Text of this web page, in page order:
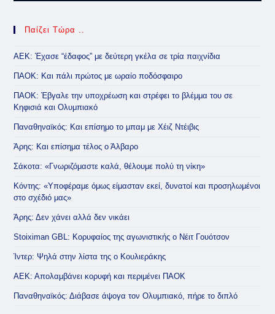
Παίζει Τώρα ..
ΑΕΚ: Έχασε “έδαφος” με δεύτερη γκέλα σε τρία παιχνίδια
ΠΑΟΚ: Και πάλι πρώτος με ωραίο ποδόσφαιρο
ΠΑΟΚ: Έβγαλε την υποχρέωση και στρέφει το βλέμμα του σε
Κηφισιά και Ολυμπιακό
Παναθηναϊκός: Και επίσημο το μπαμ με Χέιζ Ντέιβις
Άρης: Και επίσημα τέλος ο Άλβαρο
Σάκοτα: «Γνωριζόμαστε καλά, θέλουμε πολύ τη νίκη»
Κόντης: «Υποφέραμε όμως είμασταν εκεί, δυνατοί και προσηλωμένοι
στο σχέδιό μας»
Άρης: Δεν χάνει αλλά δεν νικάει
Stoiximan GBL: Κορυφαίος της αγωνιστικής ο Νέιτ Γουότσον
Ίντερ: Ψηλά στην λίστα της ο Κουλιεράκης
ΑΕΚ: Απολαμβάνει κορυφή και περιμένει ΠΑΟΚ
Παναθηναϊκός: Διάβασε άψογα τον Ολυμπιακό, πήρε το διπλό